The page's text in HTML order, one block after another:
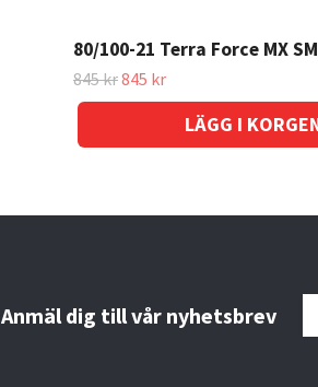
80/100-21 Terra Force MX SM
845 kr845 kr
Anmäl dig till vår nyhetsbrev